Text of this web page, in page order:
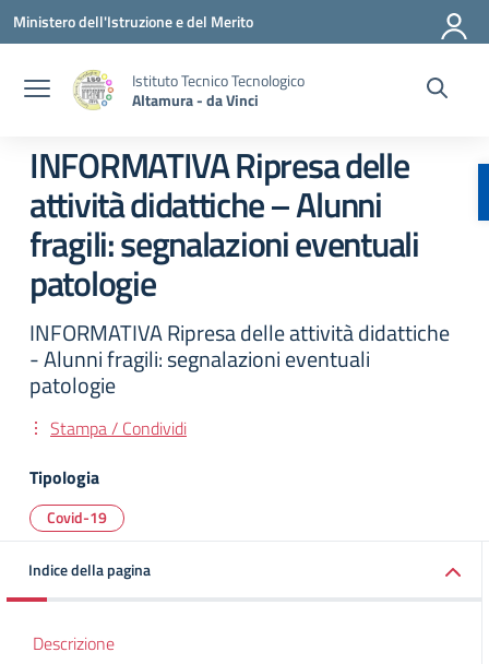
Vai ai contenuti
Vai al menu di navigazione
Vai al footer
Ministero dell'Istruzione e del Merito
Istituto Tecnico Tecnologico
Altamura - da Vinci
INFORMATIVA Ripresa delle
attività didattiche – Alunni
fragili: segnalazioni eventuali
patologie
INFORMATIVA Ripresa delle attività didattiche
- Alunni fragili: segnalazioni eventuali
patologie
Stampa / Condividi
Tipologia
Covid-19
Indice della pagina
Descrizione